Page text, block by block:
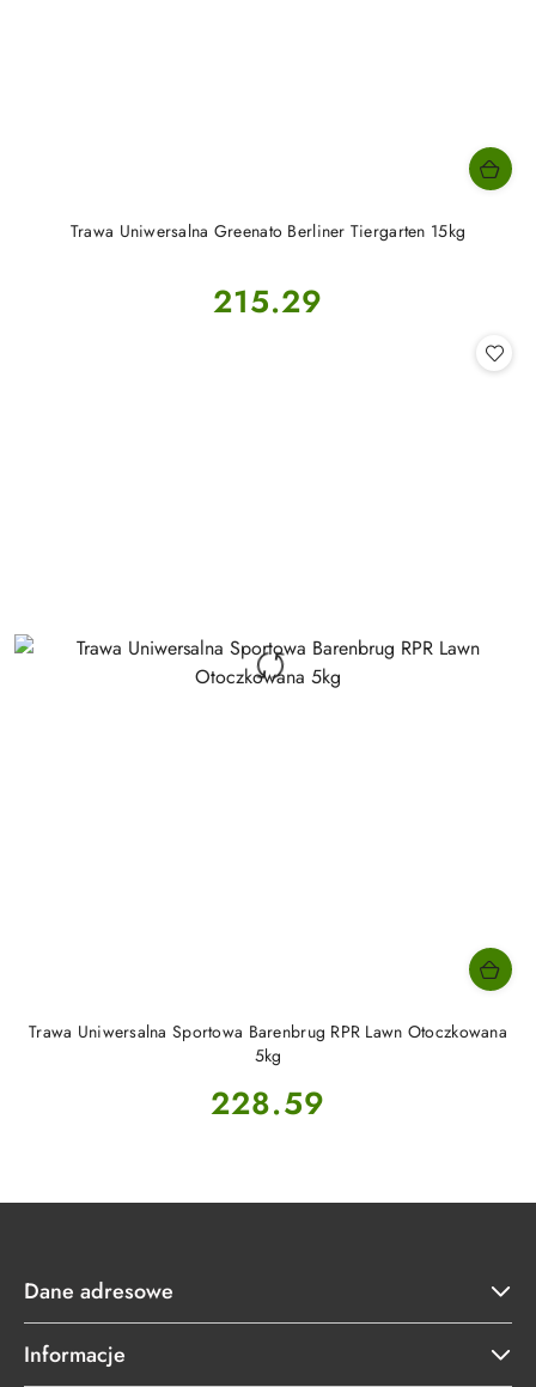
Trawa Uniwersalna Greenato Berliner Tiergarten 15kg
Cena:
215.29
Trawa Uniwersalna Sportowa Barenbrug RPR Lawn Otoczkowana
5kg
Cena:
228.59
Dane adresowe
Informacje